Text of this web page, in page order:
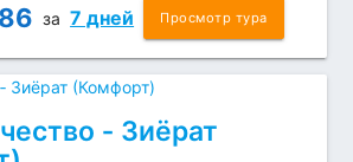
за 7 дней Просмотр тура
‐ Зиёрат